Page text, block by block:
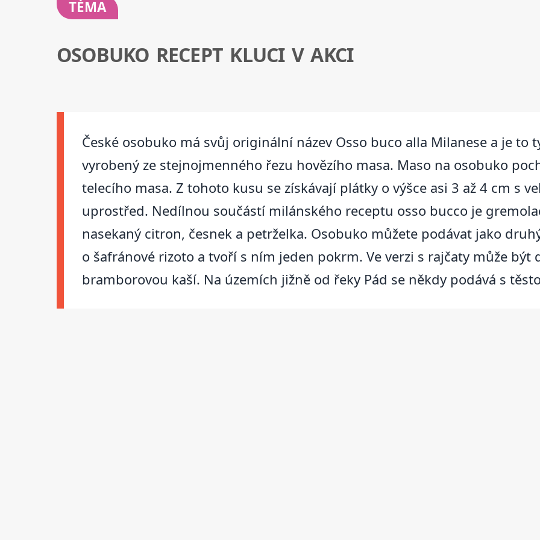
TÉMA
OSOBUKO RECEPT KLUCI V AKCI
České osobuko má svůj originální název Osso buco alla Milanese a je to
vyrobený ze stejnojmenného řezu hovězího masa. Maso na osobuko
telecího masa. Z tohoto kusu se získávají plátky o výšce asi 3 až 4 cm s
uprostřed. Nedílnou součástí milánského receptu osso bucco je
nasekaný citron, česnek a petrželka. Osobuko můžete podávat jako
o šafránové rizoto a tvoří s ním jeden pokrm. Ve verzi s rajčaty může
bramborovou kaší. Na územích jižně od řeky Pád se někdy podává s